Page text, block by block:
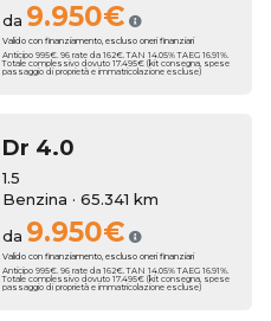
da 9.950€
Valido con finanziamento, escluso oneri finanziari
Anticipo 995€. 96 rate da 162€. TAN 14.05% TAEG 16.91%.
Totale complessivo dovuto 17.495€ (kit consegna, spese
passaggio di proprietà e immatricolazione escluse)
Dr 4.0
1.5
Benzina · 65.341 km
da 9.950€
Valido con finanziamento, escluso oneri finanziari
Anticipo 995€. 96 rate da 162€. TAN 14.05% TAEG 16.91%.
Totale complessivo dovuto 17.495€ (kit consegna, spese
passaggio di proprietà e immatricolazione escluse)